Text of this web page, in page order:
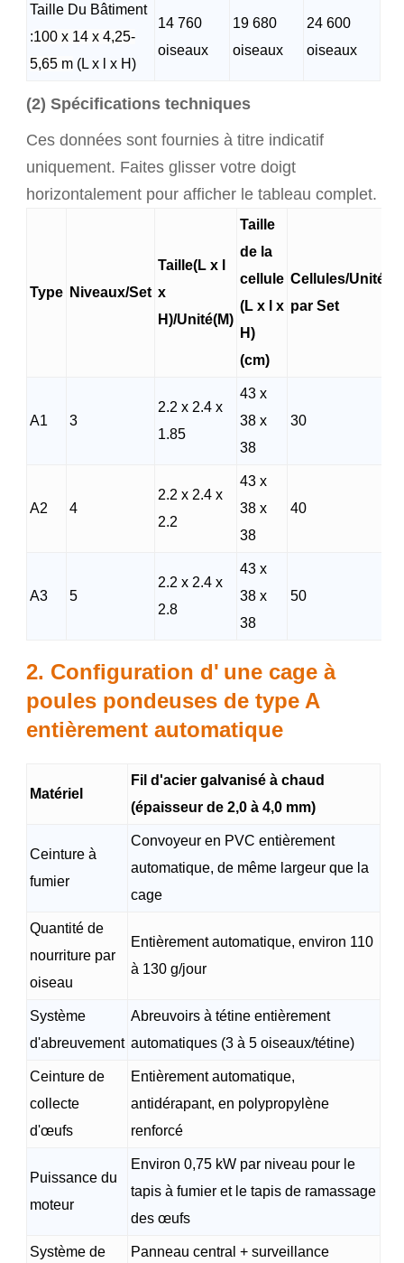
Taille Du Bâtiment
:100 x 14 x 4,25-
5,65 m (L x l x H)
14 760
oiseaux
19 680
oiseaux
24 600
oiseaux
(2) Spécifications techniques
Ces données sont fournies à titre indicatif
uniquement. Faites glisser votre doigt
horizontalement pour afficher le tableau complet.
Type Niveaux/Set
Taille(L x l
x
H)/Unité(M)
Taille
de la
cellule
(L x l x
H)
(cm)
Cellules/Unité
par Set
A1 3
2.2 x 2.4 x
1.85
43 x
38 x
38
30
A2 4
2.2 x 2.4 x
2.2
43 x
38 x
38
40
A3 5
2.2 x 2.4 x
2.8
43 x
38 x
38
50
2. Configuration d' une cage à
poules pondeuses de type A
entièrement automatique
Matériel
Fil d'acier galvanisé à chaud
(épaisseur de 2,0 à 4,0 mm)
Ceinture à
fumier
Convoyeur en PVC entièrement
automatique, de même largeur que la
cage
Quantité de
nourriture par
oiseau
Entièrement automatique, environ 110
à 130 g/jour
Système
d'abreuvement
Abreuvoirs à tétine entièrement
automatiques (3 à 5 oiseaux/tétine)
Ceinture de
collecte
d'œufs
Entièrement automatique,
antidérapant, en polypropylène
renforcé
Puissance du
moteur
Environ 0,75 kW par niveau pour le
tapis à fumier et le tapis de ramassage
des œufs
Système de Panneau central + surveillance